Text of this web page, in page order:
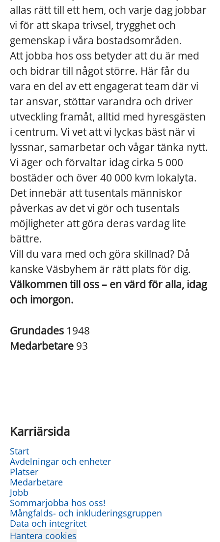
allas rätt till ett hem, och varje dag jobbar
vi för att skapa trivsel, trygghet och
gemenskap i våra bostadsområden.
Att jobba hos oss betyder att du är med
och bidrar till något större. Här får du
vara en del av ett engagerat team där vi
tar ansvar, stöttar varandra och driver
utveckling framåt, alltid med hyresgästen
i centrum. Vi vet att vi lyckas bäst när vi
lyssnar, samarbetar och vågar tänka nytt.
Vi äger och förvaltar idag cirka 5 000
bostäder och över 40 000 kvm lokalyta.
Det innebär att tusentals människor
påverkas av det vi gör och tusentals
möjligheter att göra deras vardag lite
bättre.
Vill du vara med och göra skillnad? Då
kanske Väsbyhem är rätt plats för dig.
Välkommen till oss – en värd för alla, idag
och imorgon.
Grundades 1948
Medarbetare 93
Karriärsida
Start
Avdelningar och enheter
Platser
Medarbetare
Jobb
Sommarjobba hos oss!
Mångfalds- och inkluderingsgruppen
Data och integritet
Hantera cookies